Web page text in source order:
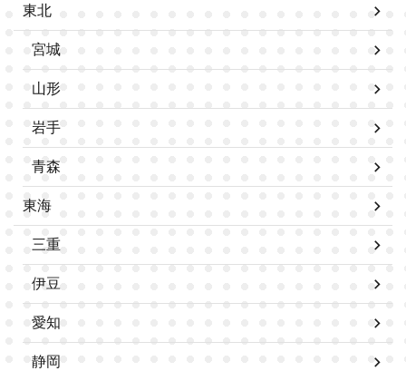
東北
宮城
山形
岩手
青森
東海
三重
伊豆
愛知
静岡